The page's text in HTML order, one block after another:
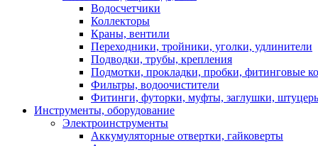
Водосчетчики
Коллекторы
Краны, вентили
Переходники, тройники, уголки, удлинители
Подводки, трубы, крепления
Подмотки, прокладки, пробки, фитинговые
Фильтры, водоочистители
Фитинги, футорки, муфты, заглушки,
Инструменты, оборудование
Электроинструменты
Аккумуляторные отвертки, гайковерты